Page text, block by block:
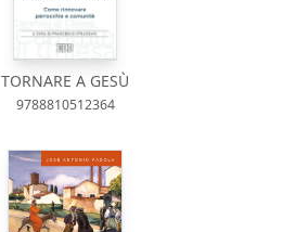
TORNARE A GESÙ
9788810512364